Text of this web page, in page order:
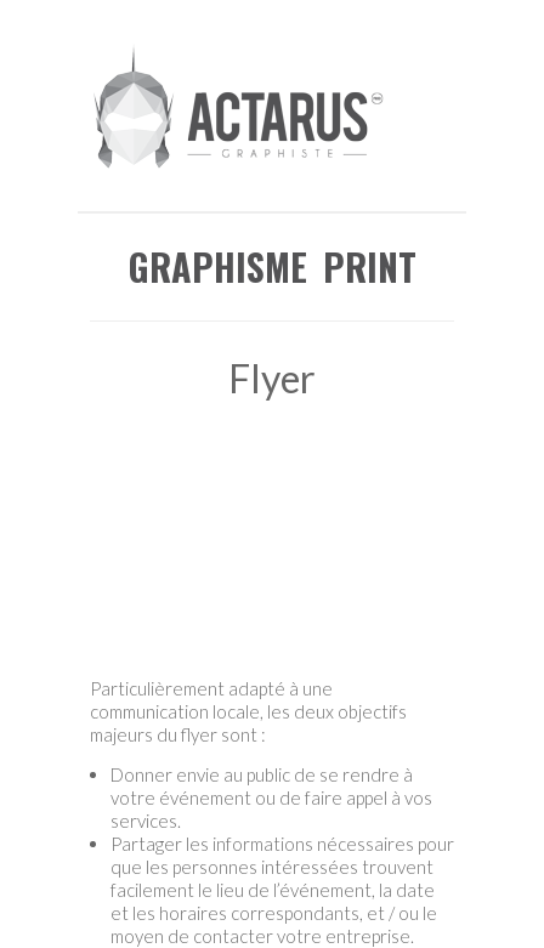
GRAPHISME PRINT
Flyer
Particulièrement adapté à une
communication locale, les deux objectifs
majeurs du flyer sont :
Donner envie au public de se rendre à
votre événement ou de faire appel à vos
services.
Partager les informations nécessaires pour
que les personnes intéressées trouvent
facilement le lieu de l’événement, la date
et les horaires correspondants, et / ou le
moyen de contacter votre entreprise.